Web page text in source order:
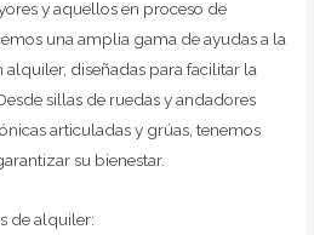
y aquellos en proceso de
una amplia gama de ayudas a la
diseñadas para facilitar la
sillas de ruedas y andadores
articuladas y grúas, tenemos
su bienestar.
de alquiler: